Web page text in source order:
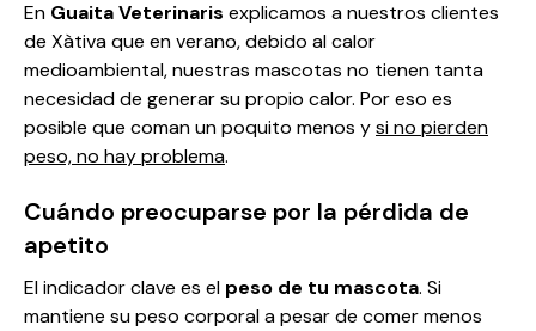
En Guaita Veterinaris explicamos a nuestros clientes
de Xàtiva que en verano, debido al calor
medioambiental, nuestras mascotas no tienen tanta
necesidad de generar su propio calor. Por eso es
posible que coman un poquito menos ysi no pierden
peso, no hay problema.
Cuándo preocuparse por la pérdida de
apetito
El indicador clave es el peso de tu mascota. Si
mantiene su peso corporal a pesar de comer menos